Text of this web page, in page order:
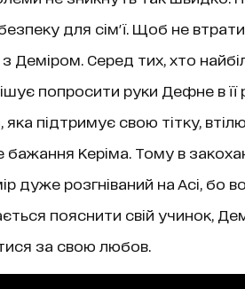
для сім'ї. Щоб не
Деміром. Серед тих, хто
попросити руки Дефне в її
яка підтримує свою тітку,
бажання Керіма. Тому в
дуже розгніваний на Асі, бо
пояснити свій учинок,
за свою любов.